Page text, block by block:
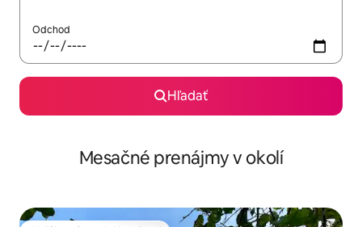
Odchod
Hľadať
Mesačné prenájmy v okolí